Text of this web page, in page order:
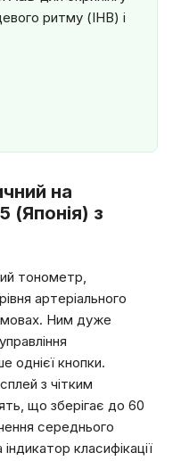
ритму (IHB) і
на
(Японія) з
тонометр,
артеріального
Ним дуже
однієї кнопки.
з чітким
що зберігає до 60
середнього
класифікації